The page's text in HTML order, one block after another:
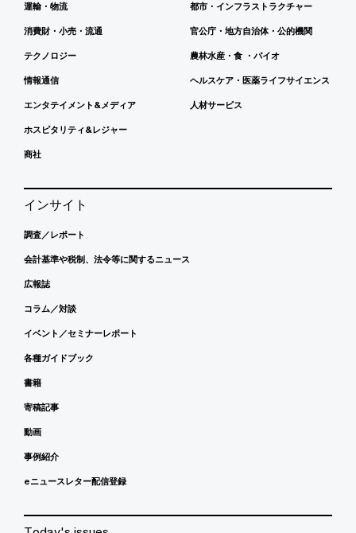
運輸・物流
消費財・小売・流通
テクノロジー
情報通信
エンタテイメント&メディア
ホスピタリティ&レジャー
商社
都市・インフラストラクチャー
官公庁・地方自治体・公的機関
農林水産・食 ・バイオ
ヘルスケア・医薬ライフサイエンス
人材サービス
インサイト
調査／レポート
会計基準や税制、法令等に関するニュース
広報誌
コラム／対談
イベント／セミナーレポート
各種ガイドブック
書籍
寄稿記事
動画
事例紹介
eニュースレター配信登録